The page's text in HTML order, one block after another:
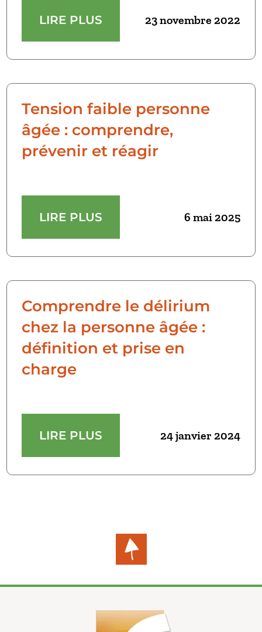
LIRE PLUS 23 novembre 2022
Tension faible personne
âgée : comprendre,
prévenir et réagir
LIRE PLUS 6 mai 2025
Comprendre le délirium
chez la personne âgée :
définition et prise en
charge
LIRE PLUS 24 janvier 2024